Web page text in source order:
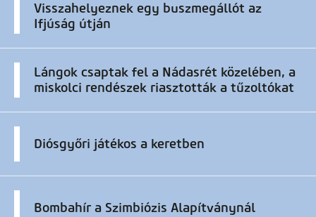
Visszahelyeznek egy buszmegállót az
Ifjúság útján
Lángok csaptak fel a Nádasrét közelében, a
miskolci rendészek riasztották a tűzoltókat
Diósgyőri játékos a keretben
Bombahír a Szimbiózis Alapítványnál